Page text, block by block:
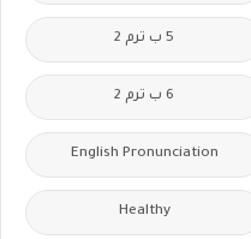
5 ب ترم 2
6 ب ترم 2
English Pronunciation
Healthy